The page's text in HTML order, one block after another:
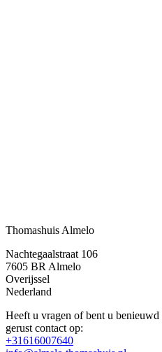
Thomashuis Almelo
Nachtegaalstraat 106
7605 BR Almelo
Overijssel
Nederland
Heeft u vragen of bent u
gerust contact op:
+31616007640